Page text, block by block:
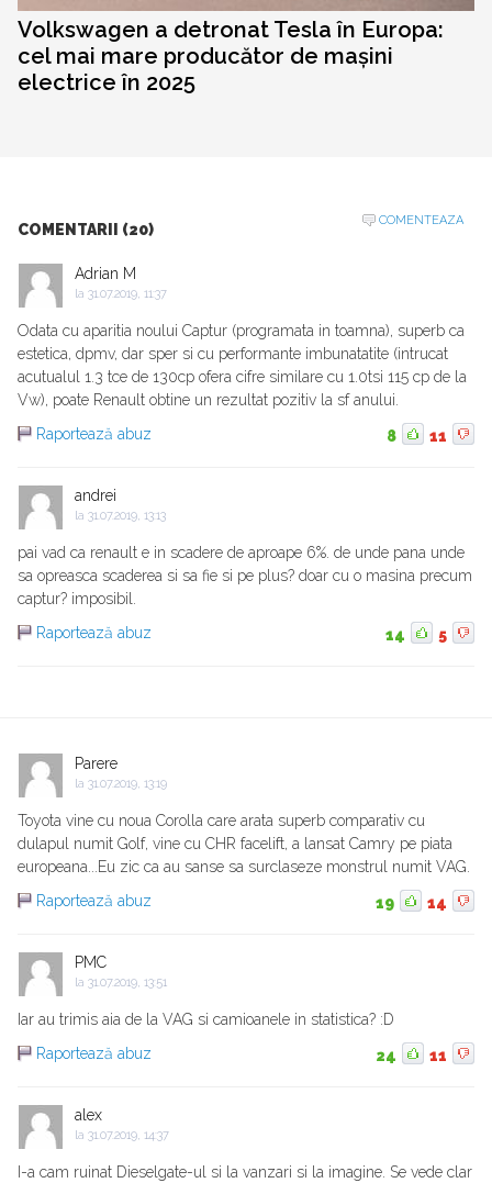
Volkswagen a detronat Tesla în Europa:
cel mai mare producător de mașini
electrice în 2025
COMENTARII (20)
COMENTEAZA
Adrian M
la 31.07.2019, 11:37
Odata cu aparitia noului Captur (programata in toamna), superb ca
estetica, dpmv, dar sper si cu performante imbunatatite (intrucat
acutualul 1.3 tce de 130cp ofera cifre similare cu 1.0tsi 115 cp de la
Vw), poate Renault obtine un rezultat pozitiv la sf anului.
Raportează abuz
8 11
andrei
la 31.07.2019, 13:13
pai vad ca renault e in scadere de aproape 6%. de unde pana unde
sa opreasca scaderea si sa fie si pe plus? doar cu o masina precum
captur? imposibil.
Raportează abuz
14 5
Parere
la 31.07.2019, 13:19
Toyota vine cu noua Corolla care arata superb comparativ cu
dulapul numit Golf, vine cu CHR facelift, a lansat Camry pe piata
europeana...Eu zic ca au sanse sa surclaseze monstrul numit VAG.
Raportează abuz
19 14
PMC
la 31.07.2019, 13:51
Iar au trimis aia de la VAG si camioanele in statistica? :D
Raportează abuz
24 11
alex
la 31.07.2019, 14:37
I-a cam ruinat Dieselgate-ul si la vanzari si la imagine. Se vede clar